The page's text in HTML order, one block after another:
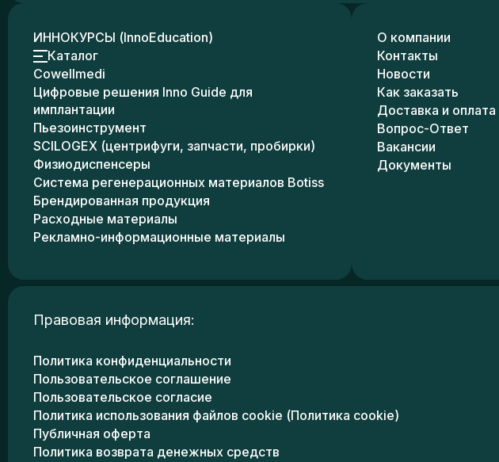
ИННОКУРСЫ (InnoEducation)
Каталог
Cowellmedi
Цифровые решения Inno Guide для
имплантации
Пьезоинструмент
SCILOGEX (центрифуги, запчасти, пробирки)
Физиодиспенсеры
Система регенерационных материалов Botiss
Брендированная продукция
Расходные материалы
Рекламно-информационные материалы
О компании
Контакты
Новости
Как заказать
Доставка и оплата
Вопрос-Ответ
Вакансии
Документы
Правовая информация:
Политика конфиденциальности
Пользовательское соглашение
Пользовательское согласие
Политика использования файлов cookie (Политика cookie)
Публичная оферта
Политика возврата денежных средств